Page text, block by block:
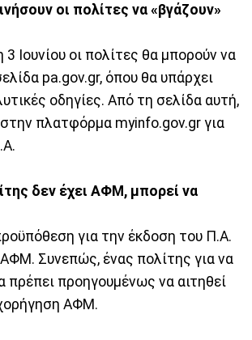
οι πολίτες να «βγάζουν»
3 Ιουνίου οι πολίτες θα μπορούν να
pa.gov.gr, όπου θα υπάρχει
οδηγίες. Από τη σελίδα αυτή,
πλατφόρμα myinfo.gov.gr για
δεν έχει ΑΦΜ, μπορεί να
για την έκδοση του Π.Α.
ΑΦΜ. Συνεπώς, ένας πολίτης για να
πρέπει προηγουμένως να αιτηθεί
ΑΦΜ.